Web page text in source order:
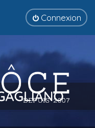
Connexion